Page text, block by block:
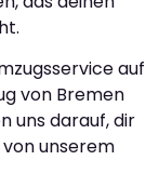
auf
von Bremen
uns darauf, dir
unserem